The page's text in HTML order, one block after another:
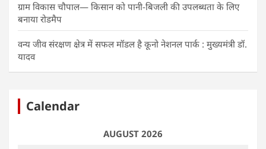
ग्राम विकास चौपाल— किसान को पानी-बिजली की उपलब्धता के लिए
बनाया रोडमैप
वन्य जीव संरक्षण क्षेत्र में सफल मॉडल है कूनो नेशनल पार्क : मुख्यमंत्री डॉ.
यादव
Calendar
AUGUST 2026